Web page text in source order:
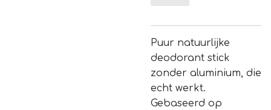
Puur natuurlijke
deodorant stick
zonder aluminium, die
echt werkt.
Gebaseerd op